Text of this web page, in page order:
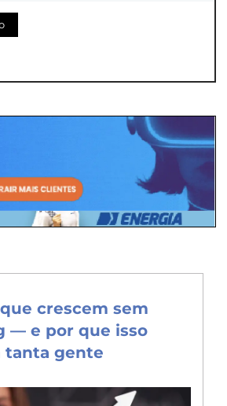
crescem sem
— e por que isso
tanta gente